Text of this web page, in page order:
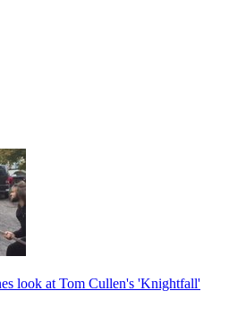
look at Tom Cullen's 'Knightfall'